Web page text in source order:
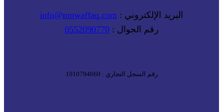
البريد الإلكتروني : info@mowaffaq.com
رقم الجوال :0552090770
رقم السجل التجاري : 1010794660